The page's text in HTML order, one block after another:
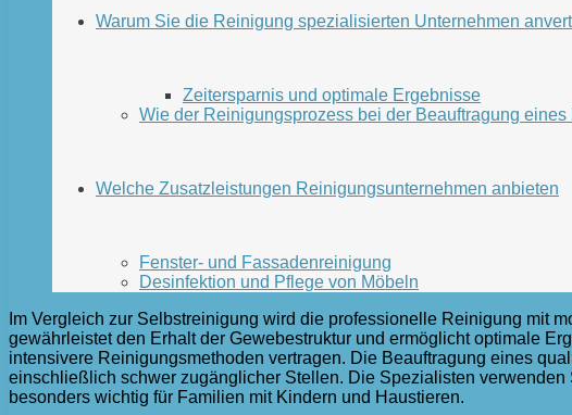
Warum Sie die Reinigung spezialisierten Unternehmen
Zeitersparnis und optimale Ergebnisse
Wie der Reinigungsprozess bei der Beauftragung
Welche Zusatzleistungen Reinigungsunternehmen anbieten
Fenster- und Fassadenreinigung
Desinfektion und Pflege von Möbeln
Im Vergleich zur Selbstreinigung wird die professionelle Reinigung mit
gewährleistet den Erhalt der Gewebestruktur und ermöglicht optimale
intensivere Reinigungsmethoden vertragen. Die Beauftragung eines
einschließlich schwer zugänglicher Stellen. Die Spezialisten
besonders wichtig für Familien mit Kindern und Haustieren.